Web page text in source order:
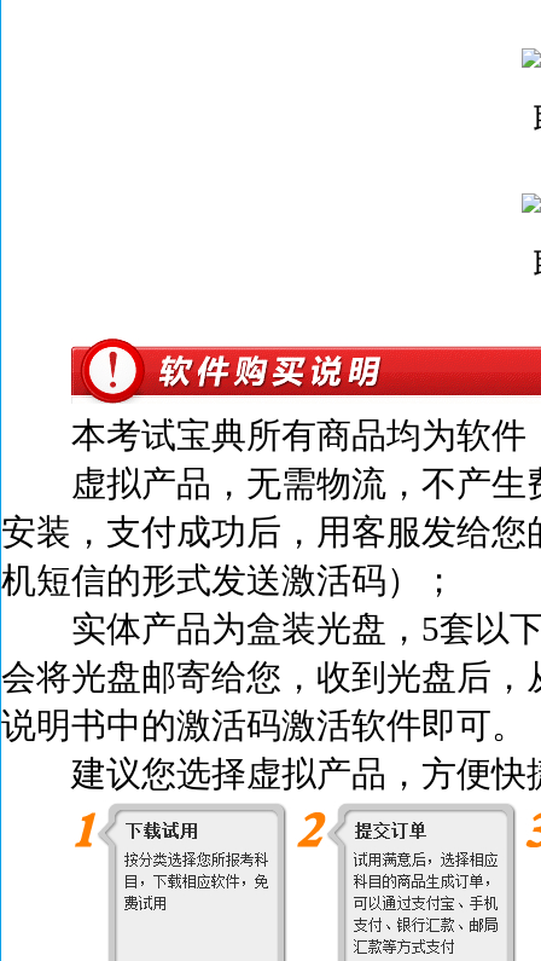
本考试宝典所有商品均为软件
虚拟产品，无需物流，不产
安装，支付成功后， 用客服发给您
机短信的形式发送激活码）；
实体产品为盒装光盘，5套以
会将光盘邮寄给您，收到光盘后
说明书中的激活码激活软件即可。
建议您选择虚拟产品，方便快